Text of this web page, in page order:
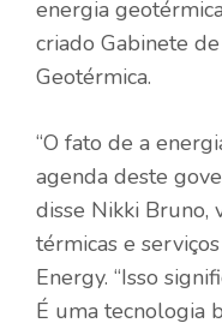
energia
criado Gabinete
Geotérmica.
“O fato de a
agenda deste
disse Nikki Bruno,
térmicas e
Energy. “Isso
É uma tecnologia